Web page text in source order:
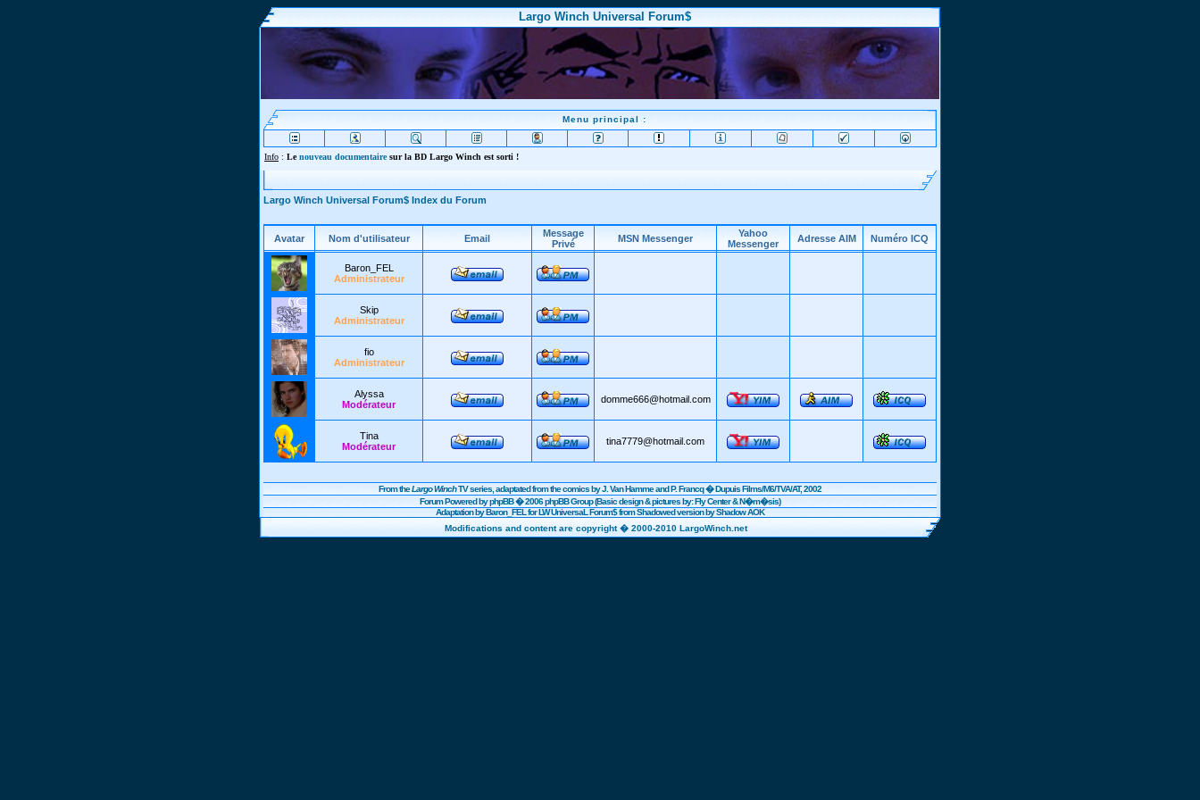
Largo Winch Universal Forum$
Menu principal :
Info : Lenouveau documentairesur la BD Largo Winch est sorti !
Largo Winch Universal Forum$ Index du Forum
Avatar Nom d'utilisateur Email
Message
Privé
MSN Messenger
Yahoo
Messenger
Adresse AIM Numéro ICQ
Baron_FEL
Administrateur
Skip
Administrateur
fio
Administrateur
Alyssa
Modérateur
domme666@hotmail.com
Tina
Modérateur
tina7779@hotmail.com
From theLargo WinchTV series, adaptated from the comics by J. Van Hamme and P. Francq �DupuisFilms/M6/TVA/AT, 2002
Forum Powered byphpBB� 2006 phpBB Group (Basic design & pictures by: Fly Center & N�m�sis)
Adaptation by Baron_FEL for LW UniversaL Forum$ from Shadowed version by Shadow AOK
Modifications and content are copyright � 2000-2010 LargoWinch.net